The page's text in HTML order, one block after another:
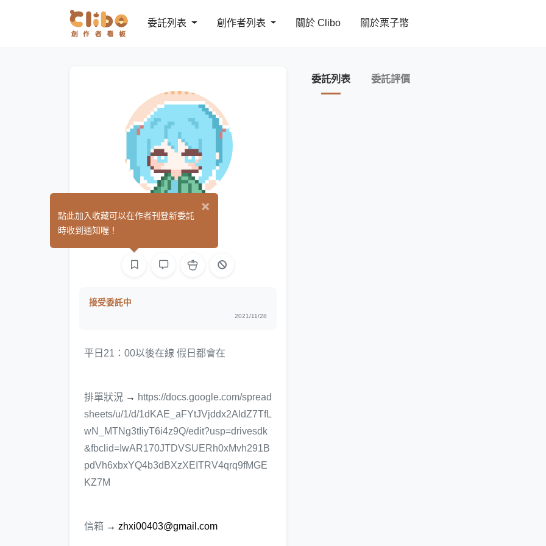
委託列表 創作者列表 關於 Clibo 關於栗子幣
卡米星球
接受委託中
2021/11/28
平日21：00以後在線 假日都會在
排單狀況 → https://docs.google.com/spread
sheets/u/1/d/1dKAE_aFYtJVjddx2AldZ7TfL
wN_MTNg3tIiyT6i4z9Q/edit?usp=drivesdk
&fbclid=IwAR170JTDVSUERh0xMvh291B
pdVh6xbxYQ4b3dBXzXEITRV4qrq9fMGE
KZ7M
信箱 → zhxi00403@gmail.com
委託列表 委託評價
×
點此加入收藏可以在作者刊登新委託
時收到通知喔！